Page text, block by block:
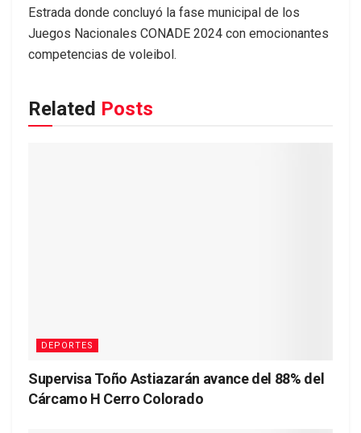
Estrada donde concluyó la fase municipal de los
Juegos Nacionales CONADE 2024 con emocionantes
competencias de voleibol.
Related Posts
DEPORTES
Supervisa Toño Astiazarán avance del 88% del
Cárcamo H Cerro Colorado